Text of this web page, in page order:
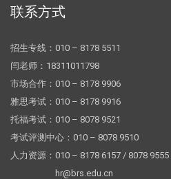
联系方式
招生专线：010 – 8178 5511
闫老师：18311011798
市场合作：010 – 8178 9906
雅思考试：010 – 8178 9916
托福考试：010 – 8078 9521
考试评测中心：010 – 8078 9510
人力资源：010 – 8178 6157 / 8078 9555
hr@brs.edu.cn